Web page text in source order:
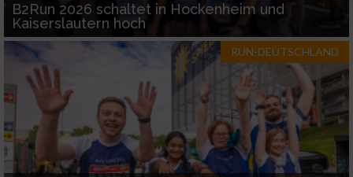
B2Run 2026 schaltet in Hockenheim und
Kaiserslautern hoch
RUN-DEUTSCHLAND